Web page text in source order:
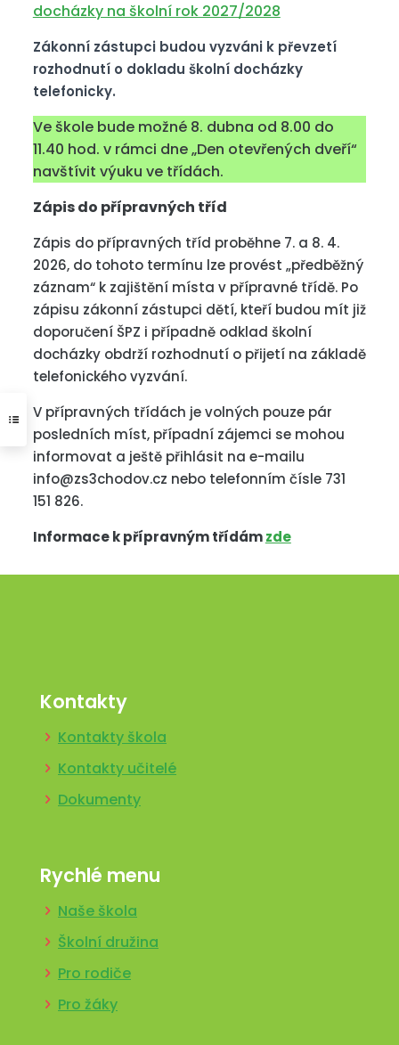
docházky na školní rok 2027/2028
Zákonní zástupci budou vyzváni k převzetí
rozhodnutí o dokladu školní docházky
telefonicky.
Ve škole bude možné 8. dubna od 8.00 do
11.40 hod. v rámci dne „Den otevřených dveří“
navštívit výuku ve třídách.
Zápis do přípravných tříd
Zápis do přípravných tříd proběhne 7. a 8. 4.
2026, do tohoto termínu lze provést „předběžný
záznam“ k zajištění místa v přípravné třídě. Po
zápisu zákonní zástupci dětí, kteří budou mít již
doporučení ŠPZ i případně odklad školní
docházky obdrží rozhodnutí o přijetí na základě
telefonického vyzvání.
V přípravných třídách je volných pouze pár
posledních míst, případní zájemci se mohou
informovat a ještě přihlásit na e-mailu
info@zs3chodov.cz nebo telefonním čísle 731
151 826.
Informace k přípravným třídámzde
Kontakty
Kontakty škola
Kontakty učitelé
Dokumenty
Rychlé menu
Naše škola
Školní družina
Pro rodiče
Pro žáky